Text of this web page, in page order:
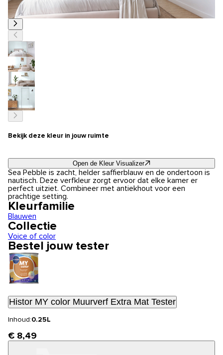
Bekijk deze kleur in jouw ruimte
Open de Kleur Visualizer
Sea Pebble is zacht, helder saffierblauw en de ondertoon is
nautisch. Deze verfkleur zorgt ervoor dat elke kamer er
perfect uitziet. Combineer met antiekhout voor een
prachtige setting.
Kleurfamilie
Blauwen
Collectie
Voice of color
Bestel jouw tester
Histor MY color Muurverf Extra Mat Tester
Inhoud:0.25L
€ 8,49